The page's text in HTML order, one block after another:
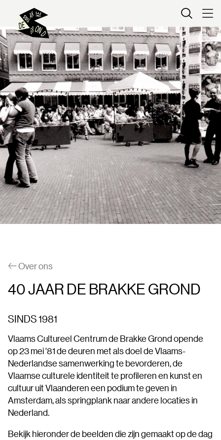
Over ons
40 JAAR DE BRAKKE GROND
SINDS 1981
Vlaams Cultureel Centrum de Brakke Grond opende
op 23 mei '81 de deuren met als doel de Vlaams-
Nederlandse samenwerking te bevorderen, de
Vlaamse culturele identiteit te profileren en kunst en
cultuur uit Vlaanderen een podium te geven in
Amsterdam, als springplank naar andere locaties in
Nederland.
Bekijk hieronder de beelden die zijn gemaakt op de dag